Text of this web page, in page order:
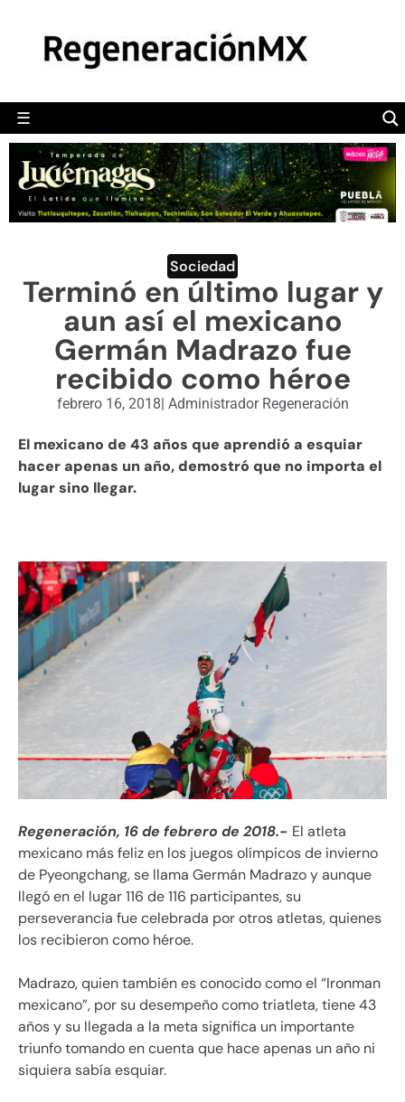
☰
POLÍTICA
CAMALEÓN
OPINIÓN
DEPORTES
ENGLISH SECTION
VIDEOS
Sociedad
Terminó en último lugar y
aun así el mexicano
Germán Madrazo fue
recibido como héroe
febrero 16, 2018| Administrador Regeneración
El mexicano de 43 años que aprendió a esquiar
hacer apenas un año, demostró que no importa el
lugar sino llegar.
Regeneración, 16 de febrero de 2018.- El atleta
mexicano más feliz en los juegos olímpicos de invierno
de Pyeongchang, se llama Germán Madrazo y aunque
llegó en el lugar 116 de 116 participantes, su
perseverancia fue celebrada por otros atletas, quienes
los recibieron como héroe.
Madrazo, quien también es conocido como el “Ironman
mexicano”, por su desempeño como triatleta, tiene 43
años y su llegada a la meta significa un importante
triunfo tomando en cuenta que hace apenas un año ni
siquiera sabía esquiar.